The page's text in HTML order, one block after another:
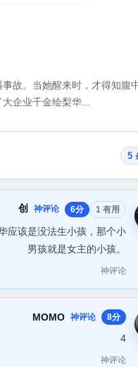
故。当她醒来时，才得知腹
企业千金绘梨华...
5
创 神评论 6分 1 有用
应该是没法生小孩，那个小
男孩就是女主的小孩。
神评论
MOMO 神评论 8分
4
神评论